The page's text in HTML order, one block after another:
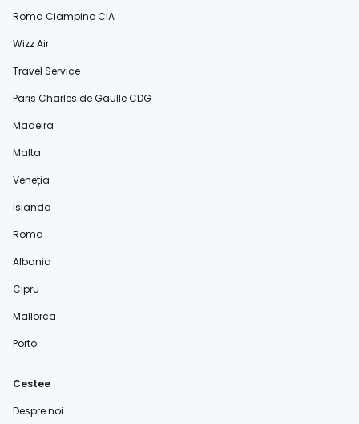
Roma Ciampino CIA
Wizz Air
Travel Service
Paris Charles de Gaulle CDG
Madeira
Malta
Veneția
Islanda
Roma
Albania
Cipru
Mallorca
Porto
Cestee
Despre noi